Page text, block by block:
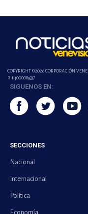
COPYRIGHT ©2026 CORPORACIÓN
Rif-j000089337
SIGUENOS EN:
SECCIONES
Nacional
Internacional
Política
Economía